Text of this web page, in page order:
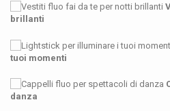
brillanti
tuoi momenti
danza